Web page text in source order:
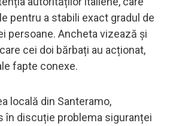
pentru a stabili exact gradul de
persoane. Ancheta vizează și
cei doi bărbați au acționat,
fapte conexe.
locală din Santeramo,
în discuție problema siguranței